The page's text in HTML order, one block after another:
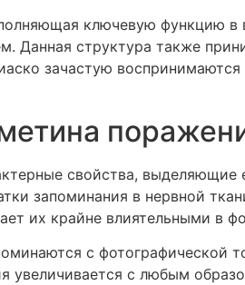
ключевую функцию
Данная структура также
зачастую
свойства, выделяющие
запоминания в нервной
их крайне влиятельными в
с фотографической
увеличивается с любым